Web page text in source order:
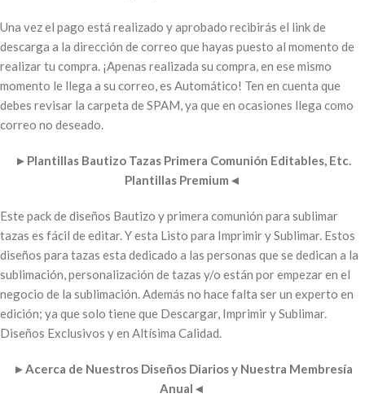
Una vez el pago está realizado y aprobado recibirás el link de
descarga a la dirección de correo que hayas puesto al momento de
realizar tu compra. ¡Apenas realizada su compra, en ese mismo
momento le llega a su correo, es Automático! Ten en cuenta que
debes revisar la carpeta de SPAM, ya que en ocasiones llega como
correo no deseado.
► Plantillas Bautizo Tazas Primera Comunión Editables, Etc.
Plantillas Premium ◄
Este pack de diseños Bautizo y primera comunión para sublimar
tazas es fácil de editar. Y esta Listo para Imprimir y Sublimar. Estos
diseños para tazas esta dedicado a las personas que se dedican a la
sublimación, personalización de tazas y/o están por empezar en el
negocio de la sublimación. Además no hace falta ser un experto en
edición; ya que solo tiene que Descargar, Imprimir y Sublimar.
Diseños Exclusivos y en Altísima Calidad.
►Acerca de Nuestros Diseños Diarios y Nuestra Membresía
Anual ◄